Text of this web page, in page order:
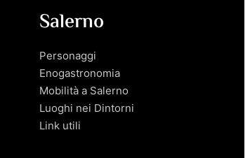
Salerno
Personaggi
Enogastronomia
Mobilità a Salerno
Luoghi nei Dintorni
Link utili